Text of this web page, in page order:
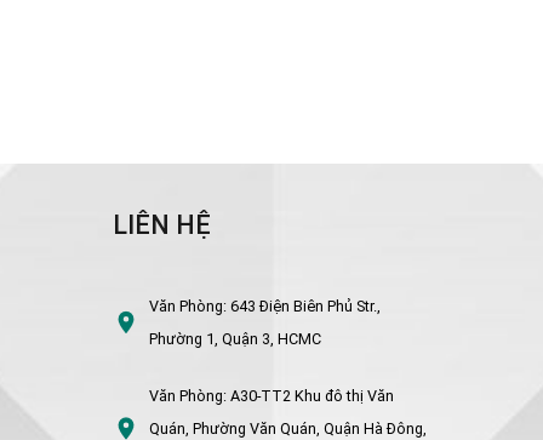
LIÊN HỆ
Văn Phòng: 643 Điện Biên Phủ Str.,
Phường 1, Quận 3, HCMC
Văn Phòng: A30-TT2 Khu đô thị Văn
Quán, Phường Văn Quán, Quận Hà Đông,